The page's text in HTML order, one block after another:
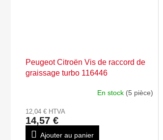
Peugeot Citroën Vis de raccord de
graissage turbo 116446
En stock (5 pièce)
12,04 € HTVA
14,57 €
Ajouter au panier